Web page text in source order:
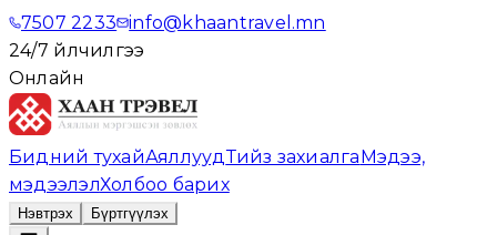
7507 2233 info@khaantravel.mn
24/7 үйлчилгээ
Онлайн
Бидний тухайАяллуудТийз захиалгаМэдээ,
мэдээлэлХолбоо барих
Нэвтрэх Бүртгүүлэх